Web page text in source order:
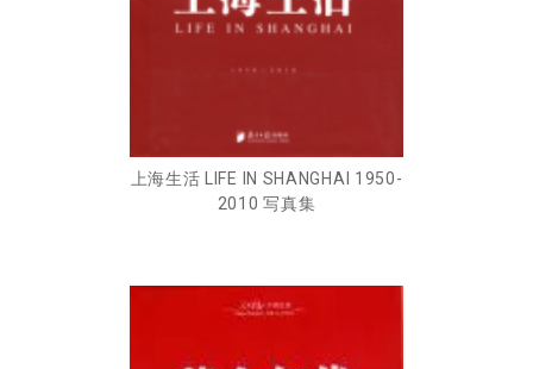
上海生活 LIFE IN SHANGHAI 1950-
2010 写真集